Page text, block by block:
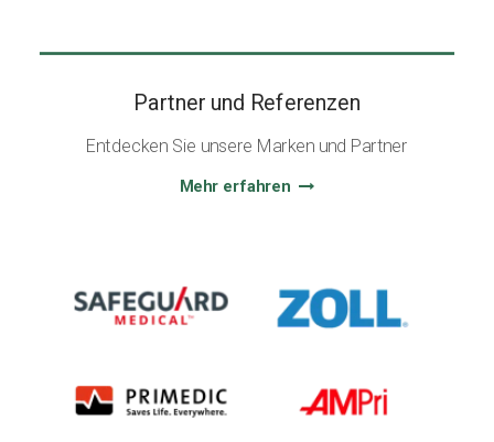
Partner und Referenzen
Entdecken Sie unsere Marken und Partner
Mehr erfahren